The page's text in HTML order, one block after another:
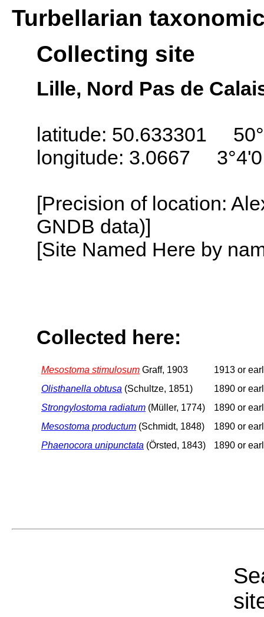
Turbellarian
Collecting site
Lille, Nord Pas de
latitude: 50.633301
longitude: 3.0667
[Precision of location:
GNDB data)]
[Site Named Here by
Collected here:
Mesostoma stimulosum Graff, 1903
1913 or
Olisthanella obtusa (Schultze, 1851)
1890 or
Strongylostoma radiatum (Müller, 1774)
1890 or
Mesostoma productum (Schmidt, 1848)
1890 or
Phaenocora unipunctata (Örsted, 1843) 1890 or